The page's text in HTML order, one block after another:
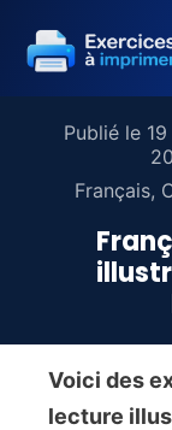
Publié le
Français,
Voici des
lecture